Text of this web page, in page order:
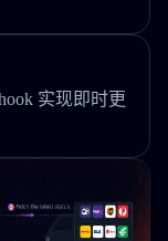
实现即时更